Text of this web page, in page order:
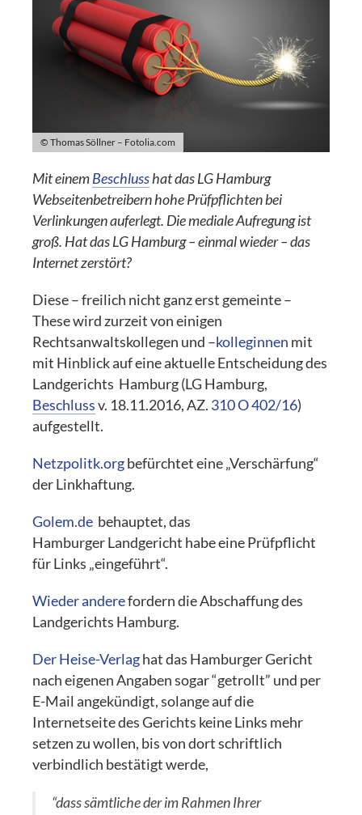
© Thomas Söllner – Fotolia.com
Mit einemBeschlusshat das LG Hamburg
Webseitenbetreibern hohe Prüfpflichten bei
Verlinkungen auferlegt. Die mediale Aufregung ist
groß. Hat das LG Hamburg – einmal wieder – das
Internet zerstört?
Diese – freilich nicht ganz erst gemeinte –
These wird zurzeit von einigen
Rechtsanwaltskollegen und –kolleginnen mit
mit Hinblick auf eine aktuelle Entscheidung des
Landgerichts Hamburg (LG Hamburg,
Beschlussv. 18.11.2016, AZ. 310 O 402/16)
aufgestellt.
Netzpolitk.orgbefürchtet eine „Verschärfung“
der Linkhaftung.
Golem.de behauptet, das
Hamburger Landgericht habe eine Prüfpflicht
für Links „eingeführt“.
Wieder anderefordern die Abschaffung des
Landgerichts Hamburg.
Der Heise-Verlaghat das Hamburger Gericht
nach eigenen Angaben sogar “getrollt” und per
E-Mail angekündigt, solange auf die
Internetseite des Gerichts keine Links mehr
setzen zu wollen, bis von dort schriftlich
verbindlich bestätigt werde,
“dass sämtliche der im Rahmen Ihrer